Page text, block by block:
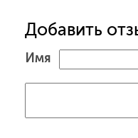
Добавить
Имя